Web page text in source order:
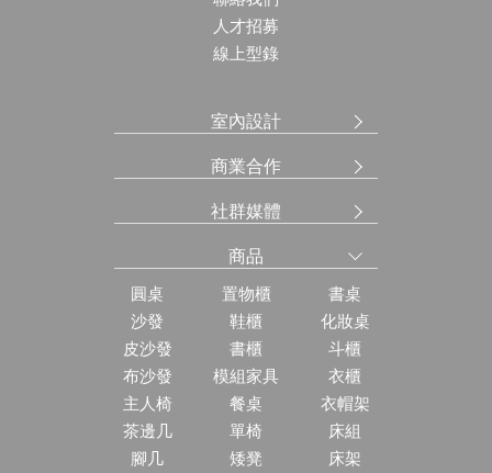
人才招募
線上型錄
室內設計
商業合作
社群媒體
商品
圓桌
沙發
皮沙發
布沙發
主人椅
茶邊几
腳几
置物櫃
鞋櫃
書櫃
模組家具
餐桌
單椅
矮凳
書桌
化妝桌
斗櫃
衣櫃
衣帽架
床組
床架